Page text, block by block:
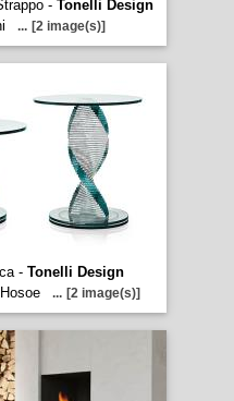
- Tonelli Design
... [2 image(s)]
- Tonelli Design
... [2 image(s)]